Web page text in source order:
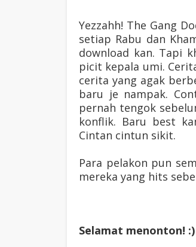
Yezzahh! The Gang
setiap Rabu dan
download kan. Tapi
picit kepala umi.
cerita yang agak
baru je nampak.
pernah tengok
konflik. Baru best
Cintan cintun sikit.
Para pelakon pun
mereka yang hits
Selamat menonton! :)